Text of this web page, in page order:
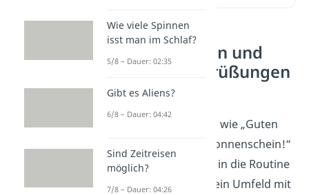
Welche lustigen und
kreativen Begrüßungen
gibt es?
Kreative Begrüßungen wie „Guten
Tacho!“ oder „Moin, Sonnenschein!“
bringenAbwechslung
in die Routine
und lassen dich und dein Umfeld mit
Wie viele Spinnen
isst man im Schlaf?
5/8 – Dauer: 02:35
Gibt es Aliens?
6/8 – Dauer: 04:42
Sind Zeitreisen
möglich?
7/8 – Dauer: 04:26